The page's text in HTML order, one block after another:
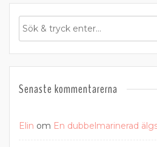
Senaste kommentarerna
Elin om En dubbelmarinerad